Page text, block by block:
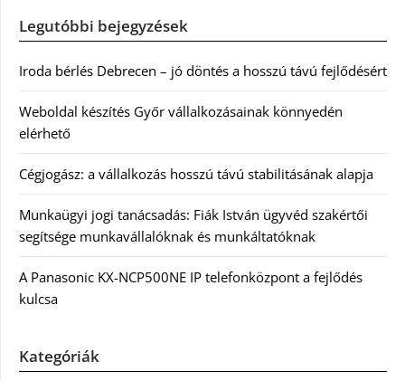
Legutóbbi bejegyzések
Iroda bérlés Debrecen – jó döntés a hosszú távú fejlődésért
Weboldal készítés Győr vállalkozásainak könnyedén
elérhető
Cégjogász: a vállalkozás hosszú távú stabilitásának alapja
Munkaügyi jogi tanácsadás: Fiák István ügyvéd szakértői
segítsége munkavállalóknak és munkáltatóknak
A Panasonic KX-NCP500NE IP telefonközpont a fejlődés
kulcsa
Kategóriák